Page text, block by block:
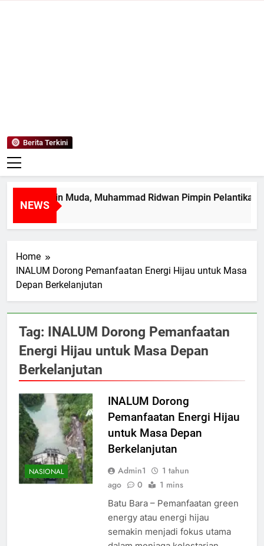
Berita Terkini
NEWS
Pemimpin Muda, Muhammad Ridwan Pimpin Pelantikan
Ago
Home
INALUM Dorong Pemanfaatan Energi Hijau untuk Masa
Depan Berkelanjutan
Tag: INALUM Dorong Pemanfaatan
Energi Hijau untuk Masa Depan
Berkelanjutan
NASIONAL
INALUM Dorong
Pemanfaatan Energi Hijau
untuk Masa Depan
Berkelanjutan
Admin1
1 tahun
ago
0 1 mins
Batu Bara – Pemanfaatan green
energy atau energi hijau
semakin menjadi fokus utama